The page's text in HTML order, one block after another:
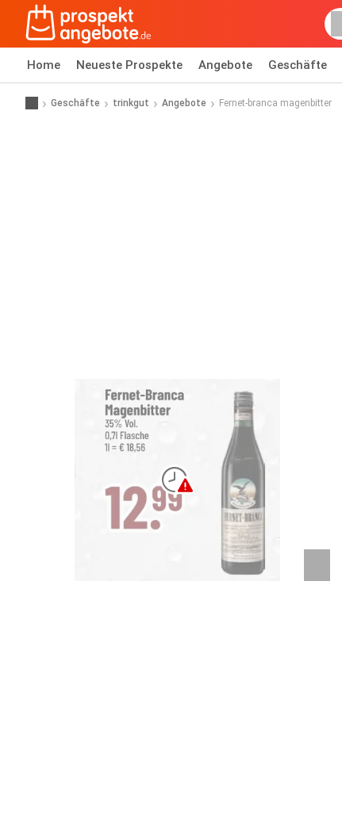
Home Neueste Prospekte Angebote Geschäfte
Geschäfte trinkgut Angebote Fernet-branca magenbitter